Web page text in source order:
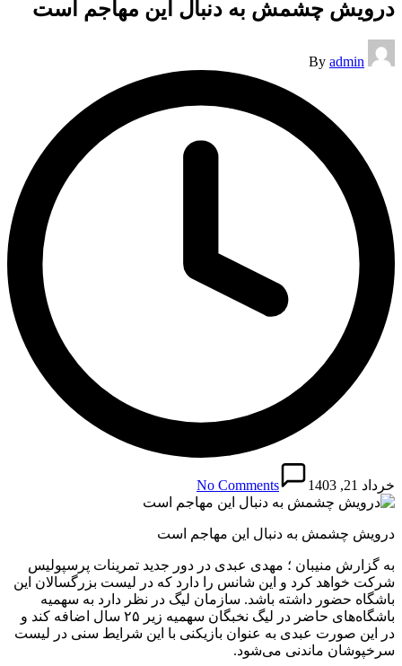
درویش چشمش به دنبال این مهاجم است
Posted
by
By admin
خرداد 21, 1403 No Comments
درویش چشمش به دنبال این مهاجم است
به گزارش منیبان ؛ مهدی عبدی در دور جدید تمرینات پرسپولیس
شرکت خواهد کرد و این شانس را دارد که در لیست بزرگسالان این
باشگاه حضور داشته باشد. سازمان لیگ در نظر دارد به سهمیه
باشگاه‌های حاضر در لیگ نخبگان سهمیه زیر ۲۵ سال اضافه کند و
در این صورت عبدی به عنوان بازیکنی با این شرایط سنی در لیست
سرخپوشان ماندنی می‌شود.